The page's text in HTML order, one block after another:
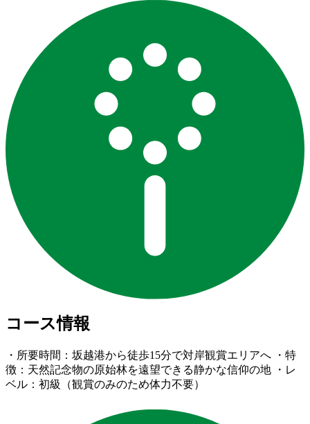
コース情報
・所要時間：坂越港から徒歩15分で対岸観賞エリアへ ・特
徴：天然記念物の原始林を遠望できる静かな信仰の地 ・レ
ベル：初級（観賞のみのため体力不要）